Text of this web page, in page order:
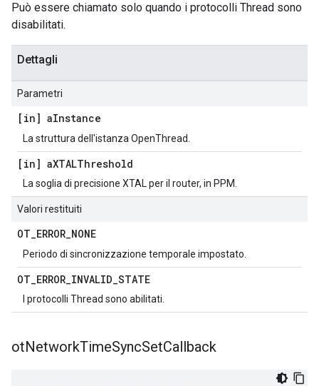
Può essere chiamato solo quando i protocolli Thread sono
disabilitati.
Dettagli
Parametri
[in] aInstance
La struttura dell'istanza OpenThread.
[in] aXTALThreshold
La soglia di precisione XTAL per il router, in PPM.
Valori restituiti
OT_ERROR_NONE
Periodo di sincronizzazione temporale impostato.
OT_ERROR_INVALID_STATE
I protocolli Thread sono abilitati.
otNetworkTimeSyncSetCallback